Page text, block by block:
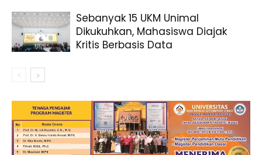
Sebanyak 15 UKM Unimal
Dikukuhkan, Mahasiswa Diajak
Kritis Berbasis Data